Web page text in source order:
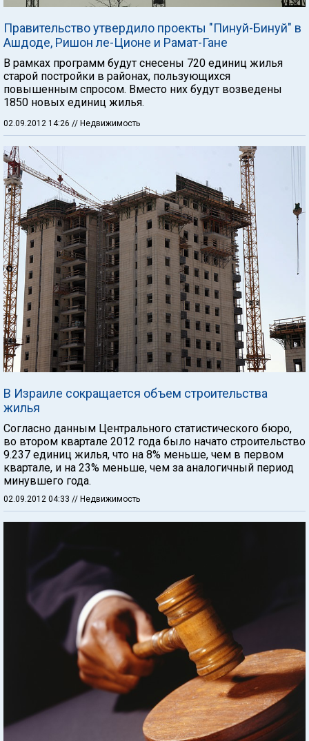
Правительство утвердило проекты "Пинуй-Бинуй" в
Ашдоде, Ришон ле-Ционе и Рамат-Гане
В рамках программ будут снесены 720 единиц жилья
старой постройки в районах, пользующихся
повышенным спросом. Вместо них будут возведены
1850 новых единиц жилья.
02.09.2012 14:26 // Недвижимость
В Израиле сокращается объем строительства
жилья
Согласно данным Центрального статистического бюро,
во втором квартале 2012 года было начато строительство
9.237 единиц жилья, что на 8% меньше, чем в первом
квартале, и на 23% меньше, чем за аналогичный период
минувшего года.
02.09.2012 04:33 // Недвижимость